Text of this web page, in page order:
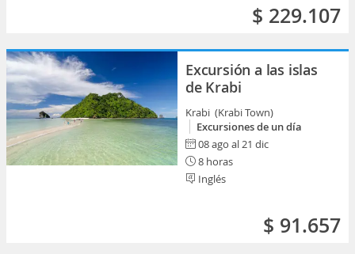
$ 229.107
Excursión a las islas
de Krabi
Krabi (Krabi Town)
Excursiones de un día
08 ago al 21 dic
8 horas
Inglés
$ 91.657